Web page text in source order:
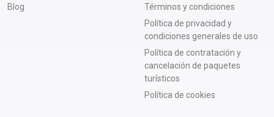
Blog
Términos y condiciones
Política de privacidad y
condiciones generales de uso
Política de contratación y
cancelación de paquetes
turísticos
Política de cookies